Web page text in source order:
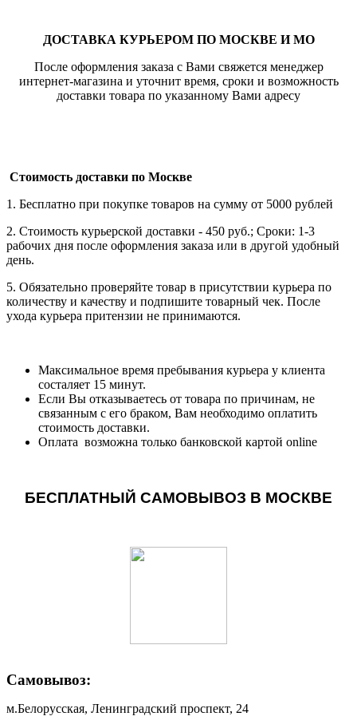
ДОСТАВКА КУРЬЕРОМ ПО МОСКВЕ И МО
После оформления заказа с Вами свяжется менеджер
интернет-магазина и уточнит время, сроки и возможность
доставки товара по указанному Вами адресу
Стоимость доставки по Москве
1. Бесплатно при покупке товаров на сумму от 5000 рублей
2. Стоимость курьерской доставки - 450 руб.; Сроки: 1-3
рабочих дня после оформления заказа или в другой удобный
день.
5. Обязательно проверяйте товар в присутствии курьера по
количеству и качеству и подпишите товарный чек. После
ухода курьера притензии не принимаются.
Максимальное время пребывания курьера у клиента
состаляет 15 минут.
Если Вы отказываетесь от товара по причинам, не
связанным с его браком, Вам необходимо оплатить
стоимость доставки.
Оплата возможна только банковской картой online
БЕСПЛАТНЫЙ САМОВЫВОЗ В МОСКВЕ
Самовывоз:
м.Белорусская, Ленинградский проспект, 24